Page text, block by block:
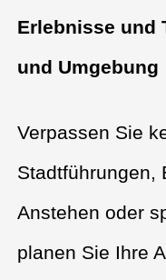
Erlebnisse und
und Umgebung
Verpassen Sie
Stadtführungen,
Anstehen oder
planen Sie Ihre